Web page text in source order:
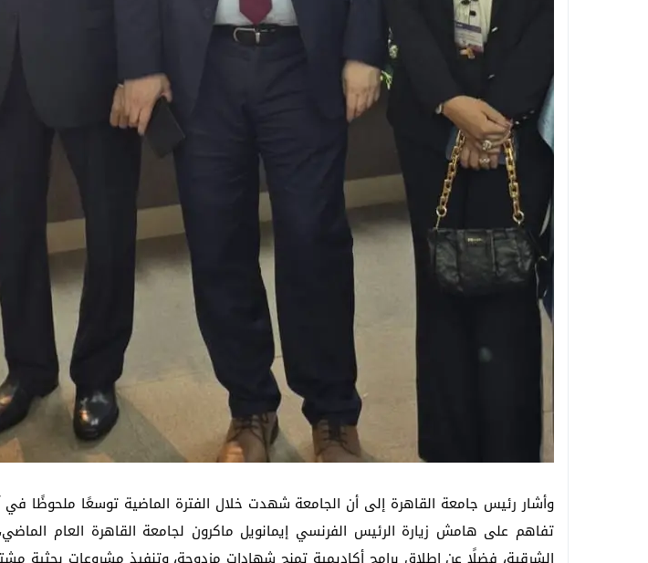
وأشار رئيس جامعة القاهرة إلى أن الجامعة شهدت خلال الفترة الماضية توسعًا ملحوظًا
تفاهم على هامش زيارة الرئيس الفرنسي إيمانويل ماكرون لجامعة القاهرة العام